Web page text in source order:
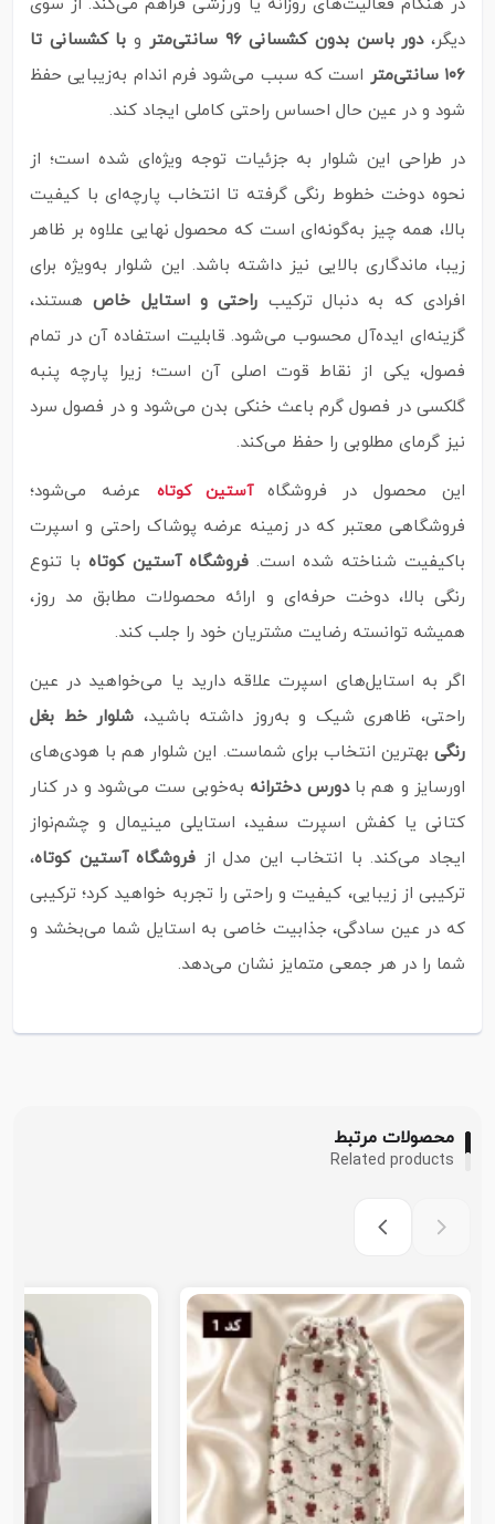
در هنگام فعالیت‌های روزانه یا ورزشی فراهم می‌کند. از سوی
دیگر،دور باسن بدون کشسانی ۹۶ سانتی‌متر و با کشسانی تا
۱۰۶ سانتی‌متر
است که سبب می‌شود فرم اندام به‌زیبایی حفظ
شود و در عین حال احساس راحتی کاملی ایجاد کند.
در طراحی این شلوار به جزئیات توجه ویژه‌ای شده است؛ از
نحوه دوخت خطوط رنگی گرفته تا انتخاب پارچه‌ای با کیفیت
بالا، همه چیز به‌گونه‌ای است که محصول نهایی علاوه بر ظاهر
زیبا، ماندگاری بالایی نیز داشته باشد. این شلوار به‌ویژه برای
افرادی که به دنبال ترکیب راحتی و استایل خاصهستند،
گزینه‌ای ایده‌آل محسوب می‌شود. قابلیت استفاده آن در تمام
فصول، یکی از نقاط قوت اصلی آن است؛ زیرا پارچه پنبه
گلکسی در فصول گرم باعث خنکی بدن می‌شود و در فصول سرد
نیز گرمای مطلوبی را حفظ می‌کند.
این محصول در فروشگاهآستین کوتاه عرضه می‌شود؛
فروشگاهی معتبر که در زمینه عرضه پوشاک راحتی و اسپرت
باکیفیت شناخته شده است. فروشگاه آستین کوتاه با تنوع
رنگی بالا، دوخت حرفه‌ای و ارائه محصولات مطابق مد روز،
همیشه توانسته رضایت مشتریان خود را جلب کند.
اگر به استایل‌های اسپرت علاقه دارید یا می‌خواهید در عین
راحتی، ظاهری شیک و به‌روز داشته باشید، شلوار خط بغل
رنگی بهترین انتخاب برای شماست. این شلوار هم با هودی‌های
اورسایز و هم بادورس دخترانه به‌خوبی ست می‌شود و در کنار
کتانی یا کفش اسپرت سفید، استایلی مینیمال و چشم‌نواز
ایجاد می‌کند. با انتخاب این مدل از فروشگاه آستین کوتاه،
ترکیبی از زیبایی، کیفیت و راحتی را تجربه خواهید کرد؛ ترکیبی
که در عین سادگی، جذابیت خاصی به استایل شما می‌بخشد و
شما را در هر جمعی متمایز نشان می‌دهد.
محصولات مرتبط
Related products